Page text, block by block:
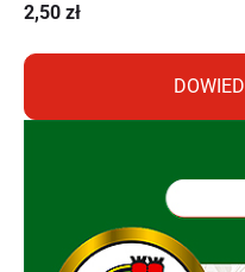
2,50 zł